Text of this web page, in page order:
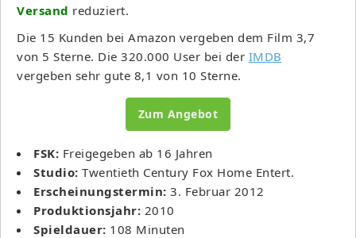
Versand reduziert.
Die 15 Kunden bei Amazon vergeben dem Film 3,7
von 5 Sterne. Die 320.000 User bei der IMDB
vergeben sehr gute 8,1 von 10 Sterne.
Zum Angebot
FSK: Freigegeben ab 16 Jahren
Studio: Twentieth Century Fox Home Entert.
Erscheinungstermin: 3. Februar 2012
Produktionsjahr: 2010
Spieldauer: 108 Minuten